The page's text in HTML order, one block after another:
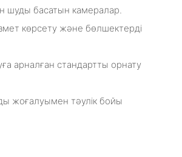
шуды басатын камералар.
көрсету және бөлшектерді
арналған стандартты орнату
жоғалуымен тәулік бойы